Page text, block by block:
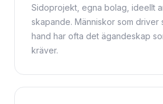
Sidoprojekt, egna bolag, ideellt
skapande. Människor som driver
hand har ofta det ägandeskap
kräver.